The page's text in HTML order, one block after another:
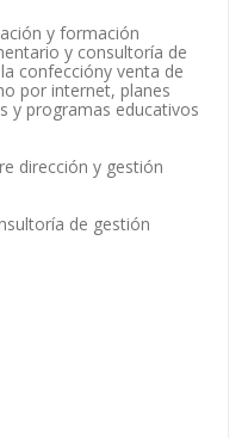
y formación
y consultoría de
confeccióny venta de
por internet, planes
y programas educativos
dirección y gestión
de gestión